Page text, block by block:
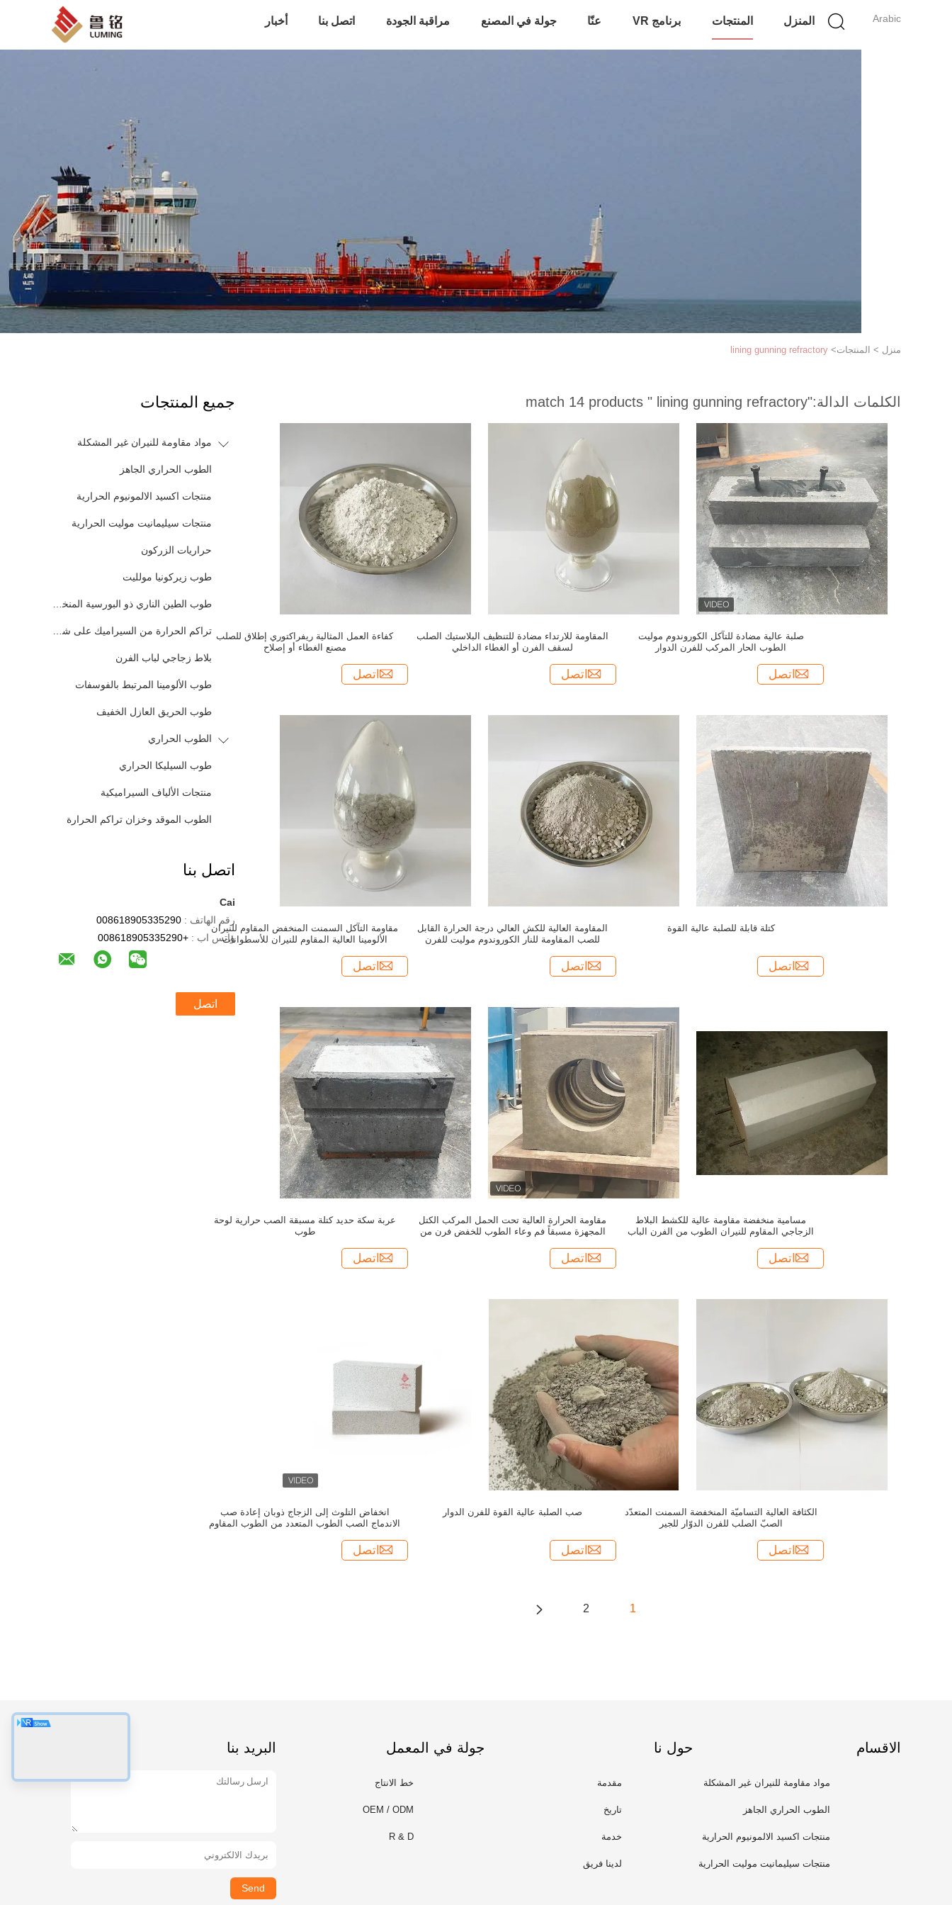
Arabic المنزل المنتجات برنامج VR عنّا جولة في المصنع مراقبة الجودة اتصل بنا أخبار
منزل > المنتجات>
lining gunning refractory
جميع المنتجات
مواد مقاومة للنيران غير المشكلة
الطوب الحراري الجاهز
منتجات اكسيد الالمونيوم الحرارية
منتجات سيليمانيت موليت الحرارية
حراريات الزركون
طوب زيركونيا مولليت
بلاط زجاجي لباب الفرن
طوب الألومينا المرتبط بالفوسفات
طوب الحريق العازل الخفيف
الطوب الحراري
طوب السيليكا الحراري
منتجات الألياف السيراميكية
الطوب الموقد وخزان تراكم الحرارة
اتصل بنا
Cai
رقم الهاتف :
واتس اب : +008618905335290
اتصل
الكلمات الدالة:"lining gunning refractory "
كفاءة العمل المثالية ريفراكتوري إطلاق للصلب
مصنع الغطاء أو إصلاح
اتصل
المقاومة للارتداء مضادة للتنظيف البلاستيك الصلب
لسقف الفرن أو الغطاء الداخلي
اتصل
صلبة عالية مضادة للتآكل الكوروندوم موليت
الطوب الحار المركب للفرن الدوار
اتصل
مقاومة التآكل السمنت المنخفض المقاوم للنيران
الألومينا العالية المقاوم للنيران للأسطوانات
اتصل
المقاومة العالية للكش العالي درجة الحرارة القابل
للصب المقاومة للنار الكوروندوم موليت للفرن
اتصل
كتلة قابلة للصلبة عالية القوة
اتصل
عربة سكة حديد كتلة مسبقة الصب حرارية لوحة
طوب
اتصل
مقاومة الحرارة العالية تحت الحمل المركب الكتل
المجهزة مسبقاً فم وعاء الطوب للخفض فرن من
اتصل
مسامية منخفضة مقاومة عالية للكشط البلاط
الزجاجي المقاوم للنيران الطوب من الفرن الباب
اتصل
انخفاض التلوث إلى الزجاج ذوبان إعادة صب
الاندماج الصب الطوب المتعدد من الطوب المقاوم
اتصل
صب الصلبة عالية القوة للفرن الدوار
اتصل
الكثافة العالية التساميّة المنخفضة السمنت المتعدّد
الصبّ الصلب للفرن الدوّار للجير
اتصل
1
2
الاقسام
مواد مقاومة للنيران غير المشكلة
الطوب الحراري الجاهز
منتجات اكسيد الالمونيوم الحرارية
منتجات سيليمانيت موليت الحرارية
حول نا
مقدمة
تاريخ
خدمة
لدينا فريق
جولة في المعمل
خط الانتاج
OEM / ODM
R & D
البريد بنا
Send